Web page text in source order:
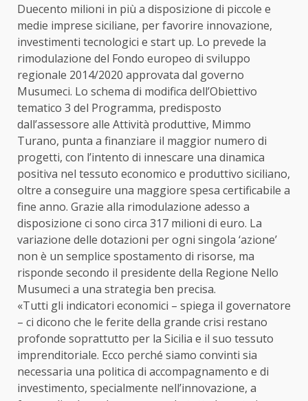
Duecento milioni in più a disposizione di piccole e
medie imprese siciliane, per favorire innovazione,
investimenti tecnologici e start up. Lo prevede la
rimodulazione del Fondo europeo di sviluppo
regionale 2014/2020 approvata dal governo
Musumeci. Lo schema di modifica dell’Obiettivo
tematico 3 del Programma, predisposto
dall’assessore alle Attività produttive, Mimmo
Turano, punta a finanziare il maggior numero di
progetti, con l’intento di innescare una dinamica
positiva nel tessuto economico e produttivo siciliano,
oltre a conseguire una maggiore spesa certificabile a
fine anno. Grazie alla rimodulazione adesso a
disposizione ci sono circa 317 milioni di euro. La
variazione delle dotazioni per ogni singola ‘azione’
non è un semplice spostamento di risorse, ma
risponde secondo il presidente della Regione Nello
Musumeci a una strategia ben precisa.
«Tutti gli indicatori economici – spiega il governatore
– ci dicono che le ferite della grande crisi restano
profonde soprattutto per la Sicilia e il suo tessuto
imprenditoriale. Ecco perché siamo convinti sia
necessaria una politica di accompagnamento e di
investimento, specialmente nell’innovazione, a